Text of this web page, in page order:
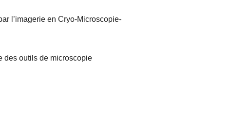
l’imagerie en Cryo-Microscopie-
des outils de microscopie